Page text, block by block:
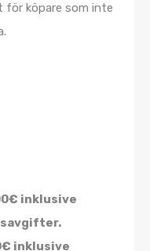
för köpare som inte
inklusive
inklusive